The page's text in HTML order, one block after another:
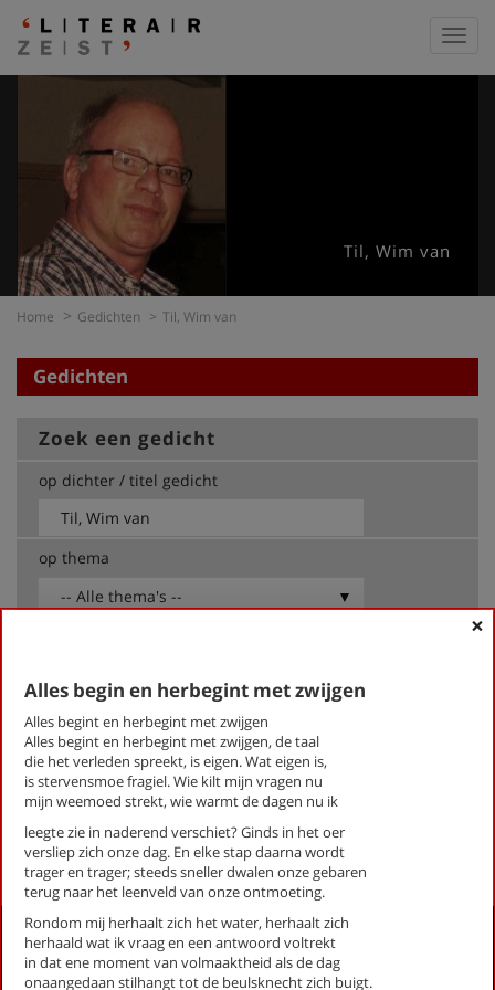
Til, Wim van
Home Gedichten Til, Wim van
Gedichten
Zoek een gedicht
op dichter / titel gedicht
op thema
-- Alle thema's --
Alles begin en herbegint met zwijgen
Bagdad-Amersfoort, enkele reis
Vanwege Orpheus 1
Vanwege Orpheus 2
Vanwege Orpheus 3
«First‹Previous
1 ›Next Last
×
Alles begin en herbegint met zwijgen
Alles begint en herbegint met zwijgen
Alles begint en herbegint met zwijgen, de taal
die het verleden spreekt, is eigen. Wat eigen is,
is stervensmoe fragiel. Wie kilt mijn vragen nu
mijn weemoed strekt, wie warmt de dagen nu ik
leegte zie in naderend verschiet? Ginds in het oer
versliep zich onze dag. En elke stap daarna wordt
trager en trager; steeds sneller dwalen onze gebaren
terug naar het leenveld van onze ontmoeting.
Rondom mij herhaalt zich het water, herhaalt zich
herhaald wat ik vraag en een antwoord voltrekt
in dat ene moment van volmaaktheid als de dag
onaangedaan stilhangt tot de beulsknecht zich buigt.
Activiteiten
Lezingen door en over schrijvers